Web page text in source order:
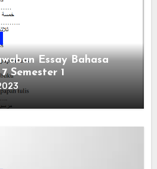
Essay Bahasa
Semester 1